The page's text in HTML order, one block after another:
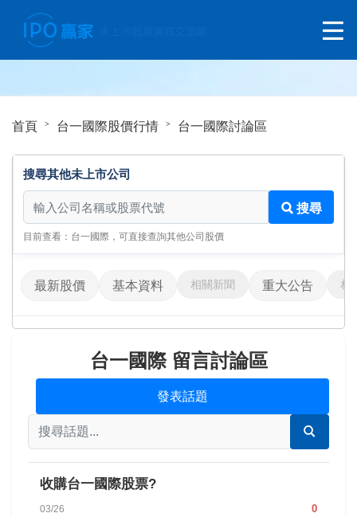
首頁 台一國際股價行情 台一國際討論區
搜尋其他未上市公司
搜尋其他未上市公司
搜尋
目前查看：台一國際，可直接查詢其他公司股價
最新股價 基本資料 相關新聞 重大公告 相
台一國際 留言討論區
發表話題
收購台一國際股票?
03/26 0